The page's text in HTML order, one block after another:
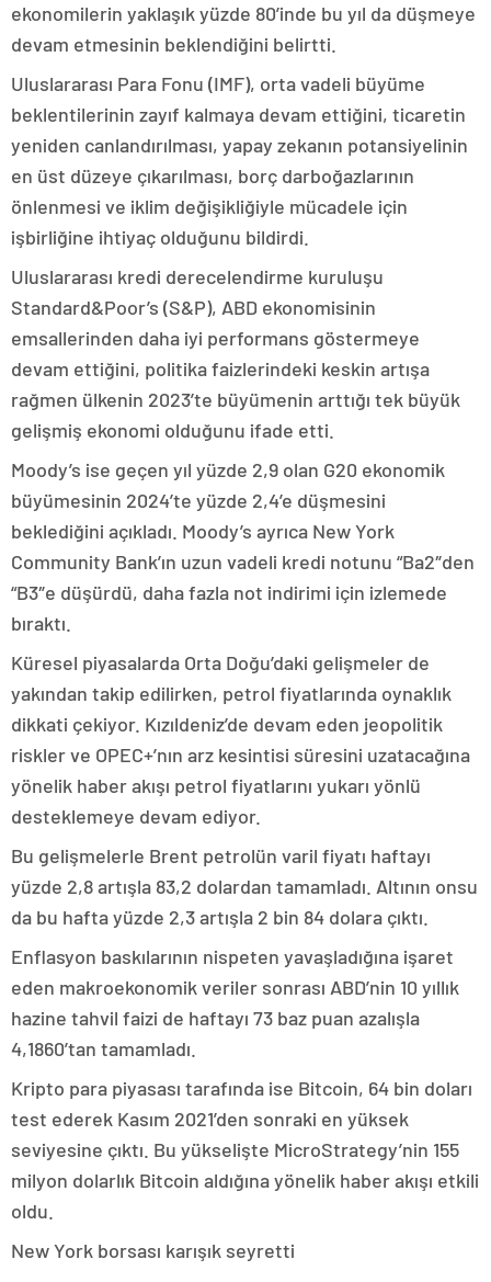
ekonomilerin yaklaşık yüzde 80’inde bu yıl da düşmeye
devam etmesinin beklendiğini belirtti.
Uluslararası Para Fonu (IMF), orta vadeli büyüme
beklentilerinin zayıf kalmaya devam ettiğini, ticaretin
yeniden canlandırılması, yapay zekanın potansiyelinin
en üst düzeye çıkarılması, borç darboğazlarının
önlenmesi ve iklim değişikliğiyle mücadele için
işbirliğine ihtiyaç olduğunu bildirdi.
Uluslararası kredi derecelendirme kuruluşu
Standard&Poor’s (S&P), ABD ekonomisinin
emsallerinden daha iyi performans göstermeye
devam ettiğini, politika faizlerindeki keskin artışa
rağmen ülkenin 2023’te büyümenin arttığı tek büyük
gelişmiş ekonomi olduğunu ifade etti.
Moody’s ise geçen yıl yüzde 2,9 olan G20 ekonomik
büyümesinin 2024’te yüzde 2,4’e düşmesini
beklediğini açıkladı. Moody’s ayrıca New York
Community Bank’ın uzun vadeli kredi notunu “Ba2″den
“B3″e düşürdü, daha fazla not indirimi için izlemede
bıraktı.
Küresel piyasalarda Orta Doğu’daki gelişmeler de
yakından takip edilirken, petrol fiyatlarında oynaklık
dikkati çekiyor. Kızıldeniz’de devam eden jeopolitik
riskler ve OPEC+’nın arz kesintisi süresini uzatacağına
yönelik haber akışı petrol fiyatlarını yukarı yönlü
desteklemeye devam ediyor.
Bu gelişmelerle Brent petrolün varil fiyatı haftayı
yüzde 2,8 artışla 83,2 dolardan tamamladı. Altının onsu
da bu hafta yüzde 2,3 artışla 2 bin 84 dolara çıktı.
Enflasyon baskılarının nispeten yavaşladığına işaret
eden makroekonomik veriler sonrası ABD’nin 10 yıllık
hazine tahvil faizi de haftayı 73 baz puan azalışla
4,1860’tan tamamladı.
Kripto para piyasası tarafında ise Bitcoin, 64 bin doları
test ederek Kasım 2021’den sonraki en yüksek
seviyesine çıktı. Bu yükselişte MicroStrategy’nin 155
milyon dolarlık Bitcoin aldığına yönelik haber akışı etkili
oldu.
New York borsası karışık seyretti